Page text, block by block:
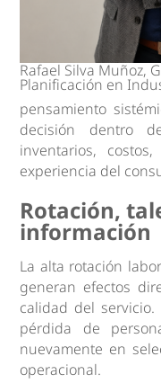
Rafael Silva Muñoz,
Planificación en
pensamiento
decisión dentro
inventarios,
experiencia del
Rotación,
información
La alta rotación
generan efectos
calidad del
pérdida de
nuevamente en
operacional.